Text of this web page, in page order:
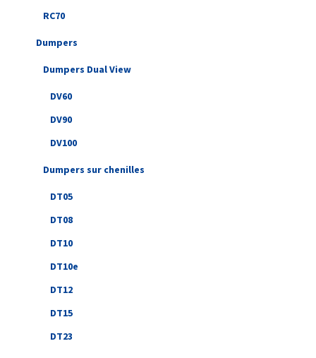
RC70
Dumpers
Dumpers Dual View
DV60
DV90
DV100
Dumpers sur chenilles
DT05
DT08
DT10
DT10e
DT12
DT15
DT23